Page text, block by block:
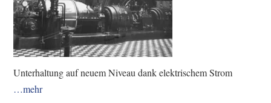
Unterhaltung auf neuem Niveau dank elektrischem Strom
…mehr